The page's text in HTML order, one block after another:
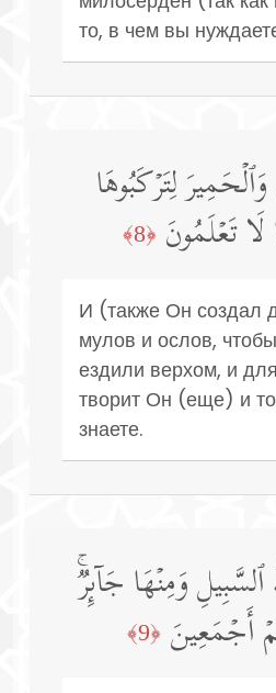
то, в чем вы
لِتَرۡكَبُوهَا
تَعۡلَمُونَ ﴿8﴾
И (также Он создал
мулов и ослов,
ездили верхом, и
творит Он (еще) и
знаете.
وَمِنۡهَا جَاۤىِٕرࣱۚ
أَجۡمَعِینَ ﴿9﴾